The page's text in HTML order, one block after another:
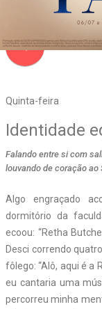
Quinta-feira
navigate_before
Identidade
Falando entre si com
louvando de coração ao
Algo engraçado
dormitório da
ecoou: “Retha
Desci correndo
fôlego: “Alô, aqui é a
eu cantaria uma
percorreu minha